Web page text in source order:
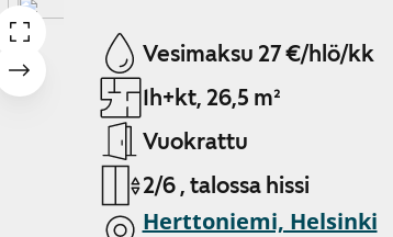
Vesimaksu 27 €/hlö/kk
1h+kt, 26,5 m²
Vuokrattu
2/6 , talossa hissi
Herttoniemi, Helsinki